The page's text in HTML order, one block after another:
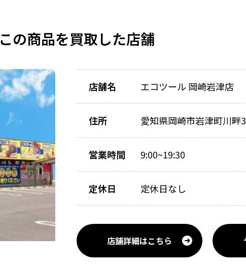
この商品を買取した店舗
店舗名 エコツール 岡崎岩津店
住所 愛知県岡崎市岩津町川畔
営業時間 9:00~19:30
定休日 定休日なし
店舗詳細はこちら